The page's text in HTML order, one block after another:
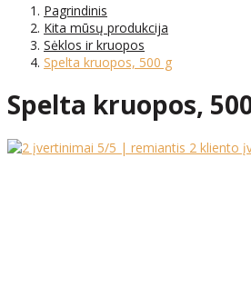
Pagrindinis
Kita mūsų produkcija
Sėklos ir kruopos
Spelta kruopos, 500 g
Spelta kruopos,
5/5 | remiantis 2 kliento